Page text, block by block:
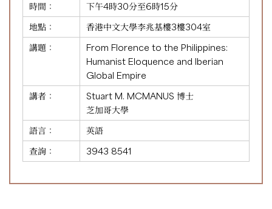
時間：
下午4時30分至6時15分
地點：
香港中文大學李兆基樓3樓304室
講題：
From Florence to the Philippines:
Humanist Eloquence and Iberian
Global Empire
講者：
Stuart M. MCMANUS 博士
芝加哥大學
語言：
英語
查詢：
3943 8541